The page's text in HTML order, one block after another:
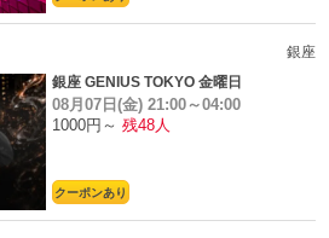
銀座
銀座 GENIUS TOKYO 金曜日
08月07日(金) 21:00～04:00
1000円～ 残48人
クーポンあり